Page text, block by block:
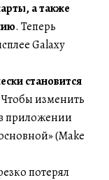
а также
. Теперь
Galaxy
становится
Чтобы изменить
в приложении
(Make
потерял